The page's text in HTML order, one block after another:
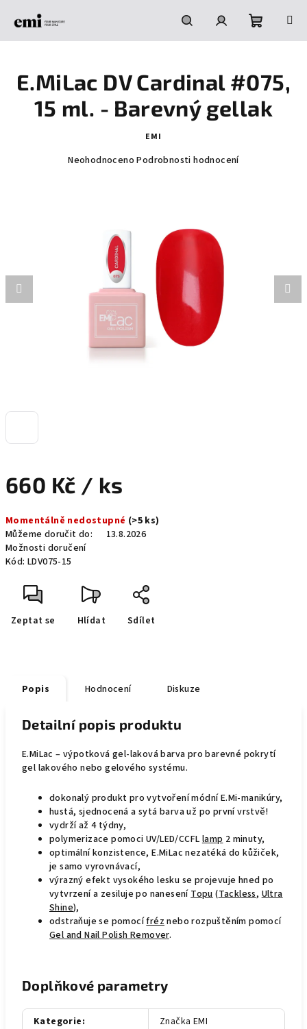
HledatPřihlášeníNákupní
košík
660 Kč / ks
cena:
Momentálně nedostupné (>5 ks)
Můžeme doručit do:
13.8.2026
Možnosti doručení
Kód: LDV075-15
Zeptat se Hlídat Sdílet
E.MiLac DV Cardinal #075,
15 ml. - Barevný gellak
EMI
Průměrné
hvězdiček.
Neohodnoceno Podrobnosti hodnocení
Popis Hodnocení Diskuze
Detailní popis produktu
E.MiLac – výpotková gel-laková barva pro barevné pokrytí
gel lakového nebo gelového systému.
dokonalý produkt pro vytvoření módní E.Mi-manikúry,
hustá, sjednocená a sytá barva už po první vrstvě!
vydrží až 4 týdny,
polymerizace pomoci UV/LED/CCFLlamp2 minuty,
optimální konzistence, E.MiLac nezatéká do kůžiček,
je samo vyrovnávací,
výrazný efekt vysokého lesku se projevuje hned po
vytvrzení a zesiluje po naneseníTopu(Tackless,Ultra
Shine),
odstraňuje se pomocífréznebo rozpuštěním pomocí
Gel and Nail Polish Remover.
Doplňkové parametry
Kategorie:
Značka EMI